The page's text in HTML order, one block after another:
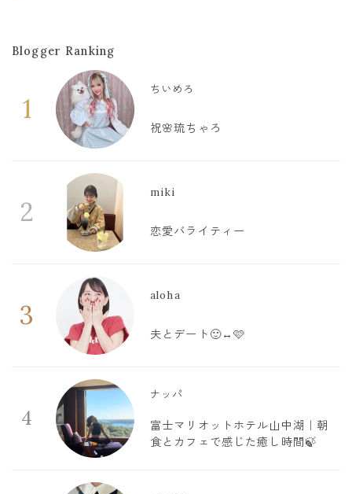
Blogger Ranking
1
ちいめろ
祝🌸琉ちゃろ
2
miki
恋愛バライティー
3
aloha
夫とデート🙂‍↔️🩷
4
ナッパ
富士マリオットホテル山中湖｜朝
食とカフェで感じた癒し時間🍃